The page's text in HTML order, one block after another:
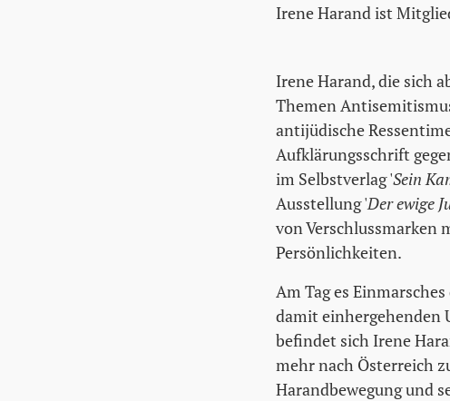
Irene Harand ist
Irene Harand, die sich
Themen
antijüdische
Aufklärungsschrift
im Selbstverlag 'Sein
Ausstellung 'Der ewige
von Verschlussmarken
Persönlichkeiten.
Am Tag es
damit einhergehenden
befindet sich Irene
mehr nach Österreich
Harandbewegung und